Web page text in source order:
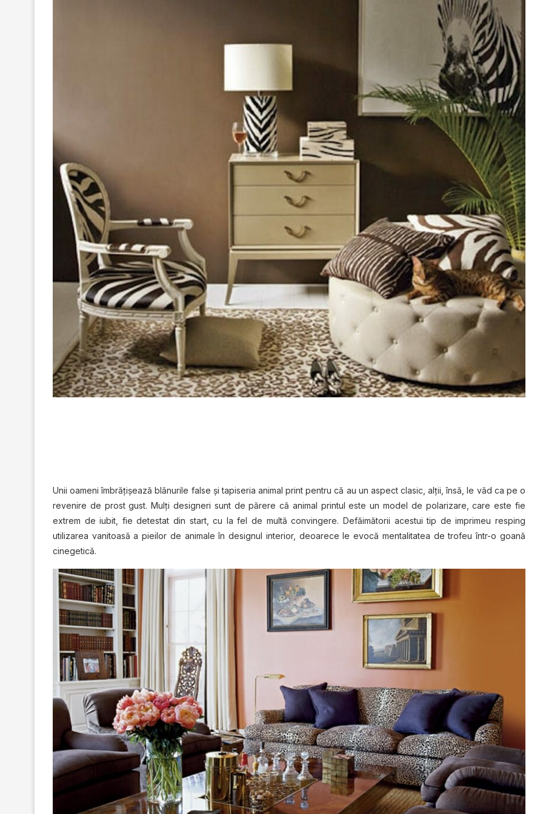
Unii oameni îmbrăţişează blănurile false şi tapiseria animal print pentru că au un aspect clasic, alţii, însă, le văd ca pe o
revenire de prost gust. Mulţi designeri sunt de părere că animal printul este un model de polarizare, care este fie
extrem de iubit, fie detestat din start, cu la fel de multă convingere. Defăimătorii acestui tip de imprimeu resping
utilizarea vanitoasă a pieilor de animale în designul interior, deoarece le evocă mentalitatea de trofeu într-o goană
cinegetică.